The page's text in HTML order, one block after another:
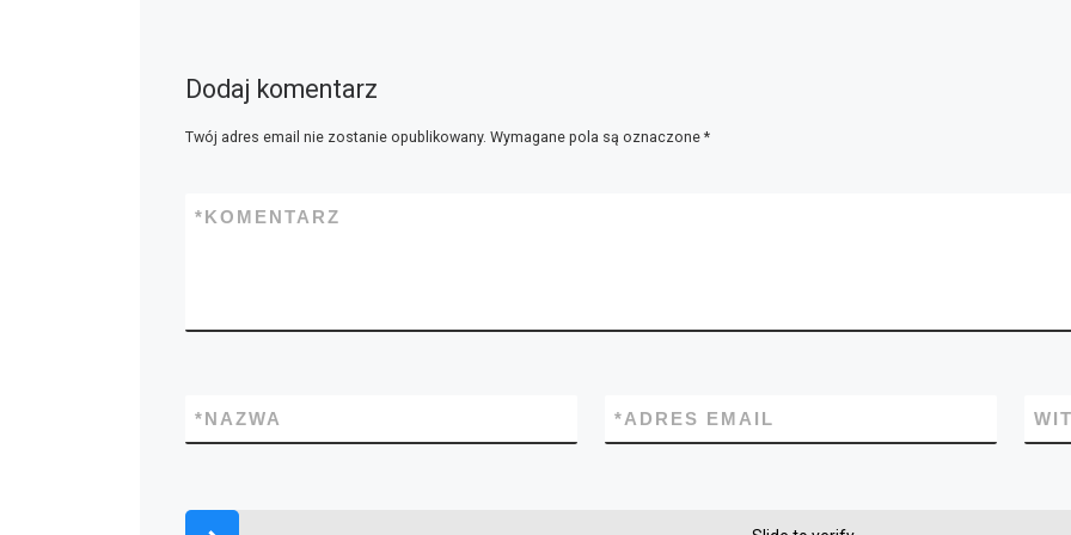
Dodaj komentarz
Twój adres email nie zostanie opublikowany. Wymagane pola są oznaczone *
KOMENTARZ
*
NAZWA
* ADRES EMAIL
*